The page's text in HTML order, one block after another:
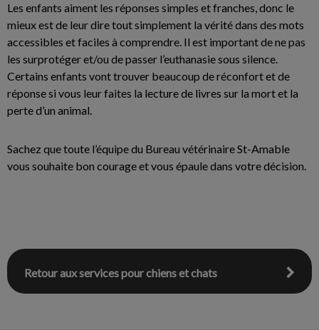
Les enfants aiment les réponses simples et franches, donc le
mieux est de leur dire tout simplement la vérité dans des mots
accessibles et faciles à comprendre. Il est important de ne pas
les surprotéger et/ou de passer l’euthanasie sous silence.
Certains enfants vont trouver beaucoup de réconfort et de
réponse si vous leur faites la lecture de livres sur la mort et la
perte d’un animal.
Sachez que toute l’équipe du Bureau vétérinaire St-Amable
vous souhaite bon courage et vous épaule dans votre décision.
Retour aux services pour chiens et chats